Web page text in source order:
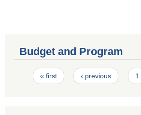
Budget and Program
Pages
« first ‹ previous 1